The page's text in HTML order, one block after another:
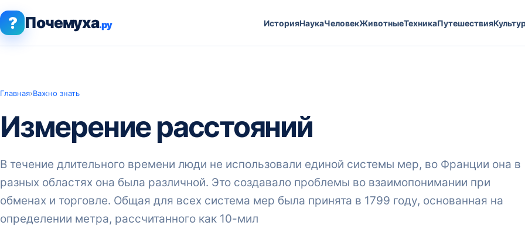
? Почемуха.ру ИсторияНаукаЧеловекЖивотныеТехникаПутешествия
Главная›Важно знать
Измерение расстояний
В течение длительного времени люди не использовали единой системы мер, во Франции она в
разных областях она была различной. Это создавало проблемы во взаимопонимании при
обменах и торговле. Общая для всех система мер была принята в 1799 году, основанная на
определении метра, рассчитанного как 10-мил